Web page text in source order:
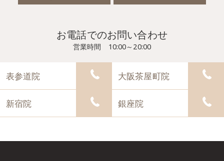
お電話でのお問い合わせ
営業時間 10:00～20:00
表参道院 大阪茶屋町院
新宿院 銀座院